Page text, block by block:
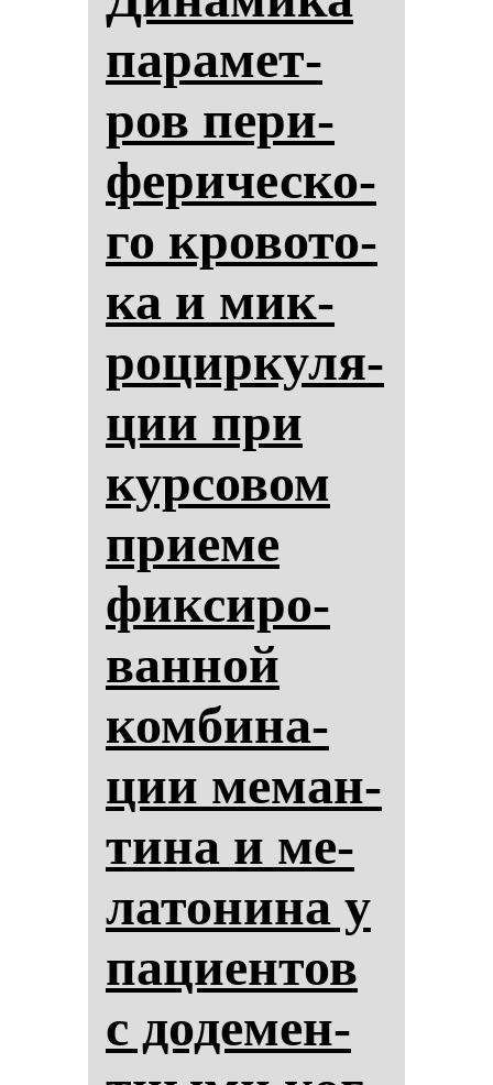
па­ра­мет­
ров пе­ри­
фе­ри­чес­ко­
го кро­во­то­
ка и мик­
ро­цир­ку­ля­
ции при
кур­со­вом
при­еме
фик­си­ро­
ван­ной
ком­би­на­
ции ме­ман­
ти­на и ме­
ла­то­ни­на у
па­ци­ен­тов
с до­де­мен­